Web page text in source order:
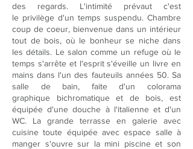
des regards. L'intimité prévaut c'est
le privilège d'un temps suspendu. Chambre
coup de coeur, bienvenue dans un intérieur
tout de bois, où le bonheur se niche dans
les détails. Le salon comme un refuge où le
temps s'arrête et l'esprit s'éveille un livre en
mains dans l'un des fauteuils années 50. Sa
salle de bain, faite d'un colorama
graphique bichromatiqueet de bois,est
équipée d'une douche à l'italienne et d'un
WC. La grande terrasse en galerie avec
cuisine toute équipée avec espace salle à
manger s'ouvre sur la mini piscine et son